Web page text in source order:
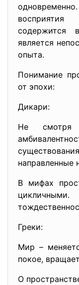
восприятия
является
опыта.
Понимание
от эпохи:
Дикари:
Не смотря
направленные
В мифах
Греки:
Мир –
покое,
О